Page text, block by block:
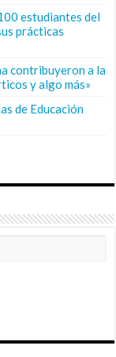
estudiantes del
prácticas
contribuyeron a la
y algo más»
de Educación